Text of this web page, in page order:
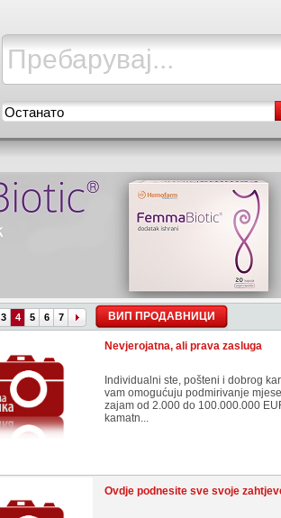
Останато
3 4 5 6 7 ВИП ПРОДАВНИЦИ
Nevjerojatna, ali prava zasluga
Individualni ste, pošteni i dobrog
vam omogućuju podmirivanje
zajam od 2.000 do 100.000.000
kamatn...
Ovdje podnesite sve svoje